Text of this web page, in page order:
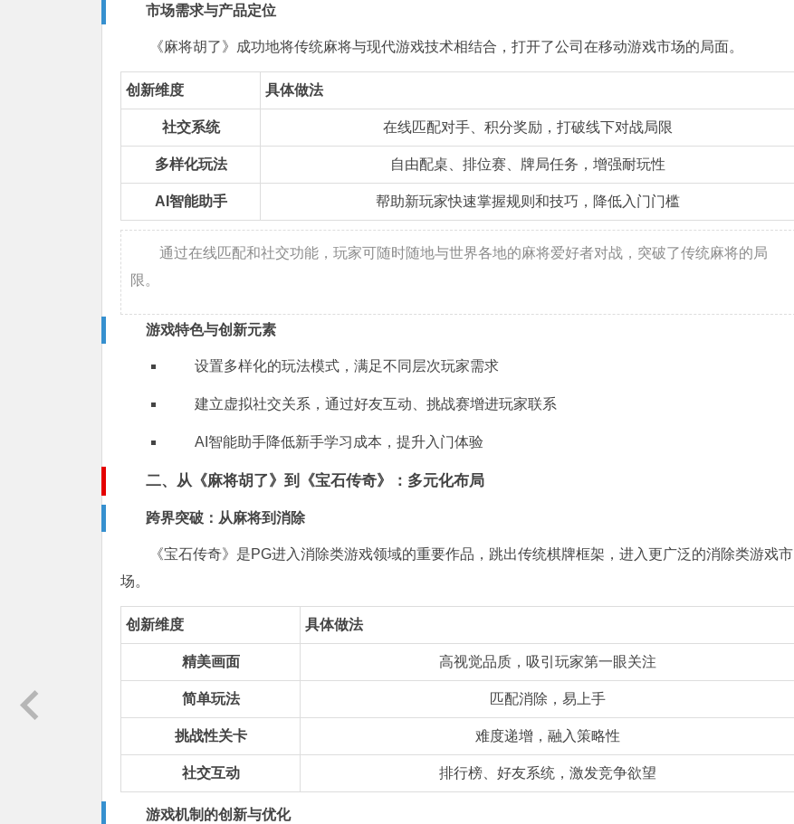
市场需求与产品定位
《麻将胡了》成功地将传统麻将与现代游戏技术相结合，打开了公司在移动游戏市场的局面。
创新维度 具体做法
社交系统 在线匹配对手、积分奖励，打破线下对战局限
多样化玩法 自由配桌、排位赛、牌局任务，增强耐玩性
AI智能助手 帮助新玩家快速掌握规则和技巧，降低入门门槛
通过在线匹配和社交功能，玩家可随时随地与世界各地的麻将爱好者对战，突破了传统麻将的局
限。
游戏特色与创新元素
设置多样化的玩法模式，满足不同层次玩家需求
建立虚拟社交关系，通过好友互动、挑战赛增进玩家联系
AI智能助手降低新手学习成本，提升入门体验
二、从《麻将胡了》到《宝石传奇》：多元化布局
跨界突破：从麻将到消除
《宝石传奇》是PG进入消除类游戏领域的重要作品，跳出传统棋牌框架，进入更广泛的消除类游戏市
场。
创新维度 具体做法
精美画面 高视觉品质，吸引玩家第一眼关注
简单玩法 匹配消除，易上手
挑战性关卡 难度递增，融入策略性
社交互动 排行榜、好友系统，激发竞争欲望
游戏机制的创新与优化